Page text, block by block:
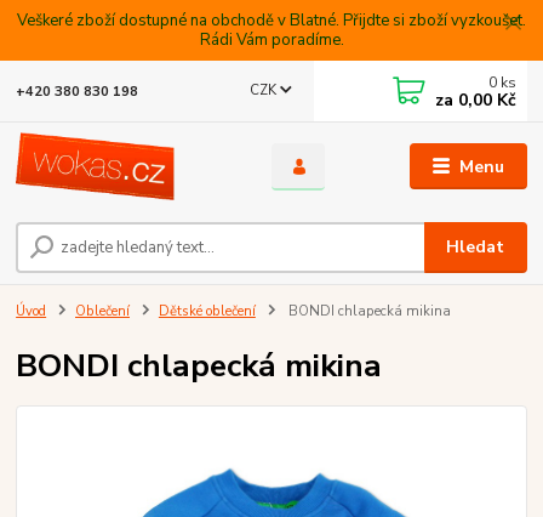
Veškeré zboží dostupné na obchodě v Blatné. Přijdte si zboží vyzkoušet.
Rádi Vám poradíme.
Menu
CZK
Hledat
+420 380 830 198 0 ks
za 0,00 Kč
Úvod Oblečení Dětské oblečení BONDI chlapecká mikina
BONDI chlapecká mikina